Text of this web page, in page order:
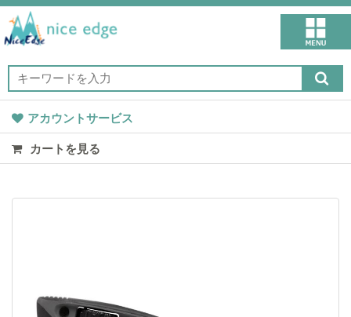
アカウントサービス
カートを見る